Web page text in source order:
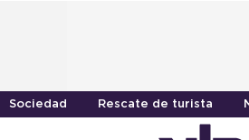
Sociedad Rescate de turista